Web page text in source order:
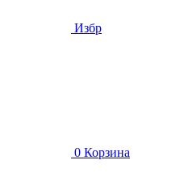
Избр
0 Корзина